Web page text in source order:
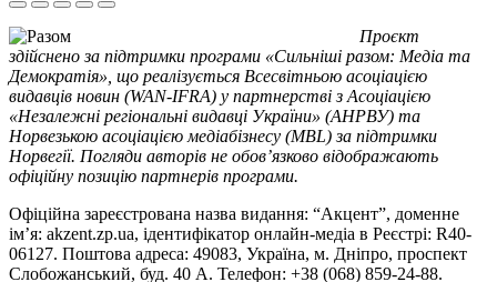
Проєкт
здійснено за підтримки програми «Сильніші разом: Медіа та
Демократія», що реалізується Всесвітньою асоціацією
видавців новин (WAN-IFRA) у партнерстві з Асоціацією
«Незалежні регіональні видавці України» (АНРВУ) та
Норвезькою асоціацією медіабізнесу (MBL) за підтримки
Норвегії. Погляди авторів не обов’язково відображають
офіційну позицію партнерів програми.
Офіційна зареєстрована назва видання: “Акцент”, доменне
ім’я: akzent.zp.ua, ідентифікатор онлайн-медіа в Реєстрі: R40-
06127. Поштова адреса: 49083, Україна, м. Дніпро, проспект
Слобожанський, буд. 40 А. Телефон: +38 (068) 859-24-88.